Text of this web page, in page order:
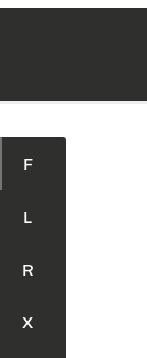
F
L
R
X